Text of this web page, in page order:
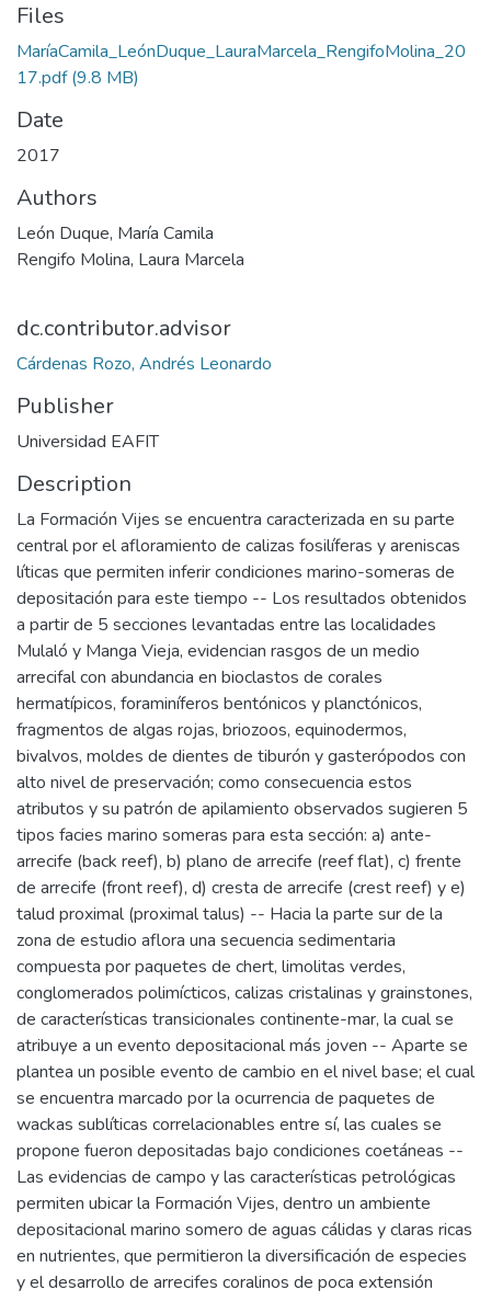
Files
MaríaCamila_LeónDuque_LauraMarcela_RengifoMolina_20
17.pdf(9.8 MB)
Date
2017
Authors
León Duque, María Camila
Rengifo Molina, Laura Marcela
dc.contributor.advisor
Cárdenas Rozo, Andrés Leonardo
Publisher
Universidad EAFIT
Description
La Formación Vijes se encuentra caracterizada en su parte
central por el afloramiento de calizas fosilíferas y areniscas
líticas que permiten inferir condiciones marino-someras de
depositación para este tiempo -- Los resultados obtenidos
a partir de 5 secciones levantadas entre las localidades
Mulaló y Manga Vieja, evidencian rasgos de un medio
arrecifal con abundancia en bioclastos de corales
hermatípicos, foraminíferos bentónicos y planctónicos,
fragmentos de algas rojas, briozoos, equinodermos,
bivalvos, moldes de dientes de tiburón y gasterópodos con
alto nivel de preservación; como consecuencia estos
atributos y su patrón de apilamiento observados sugieren 5
tipos facies marino someras para esta sección: a) ante-
arrecife (back reef), b) plano de arrecife (reef flat), c) frente
de arrecife (front reef), d) cresta de arrecife (crest reef) y e)
talud proximal (proximal talus) -- Hacia la parte sur de la
zona de estudio aflora una secuencia sedimentaria
compuesta por paquetes de chert, limolitas verdes,
conglomerados polimícticos, calizas cristalinas y grainstones,
de características transicionales continente-mar, la cual se
atribuye a un evento depositacional más joven -- Aparte se
plantea un posible evento de cambio en el nivel base; el cual
se encuentra marcado por la ocurrencia de paquetes de
wackas sublíticas correlacionables entre sí, las cuales se
propone fueron depositadas bajo condiciones coetáneas --
Las evidencias de campo y las características petrológicas
permiten ubicar la Formación Vijes, dentro un ambiente
depositacional marino somero de aguas cálidas y claras ricas
en nutrientes, que permitieron la diversificación de especies
y el desarrollo de arrecifes coralinos de poca extensión